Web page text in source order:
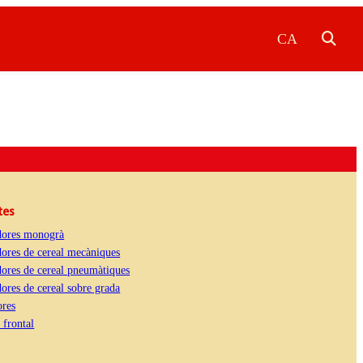
CA
monogrà
de cereal mecàniques
de cereal pneumàtiques
de cereal sobre grada
frontal